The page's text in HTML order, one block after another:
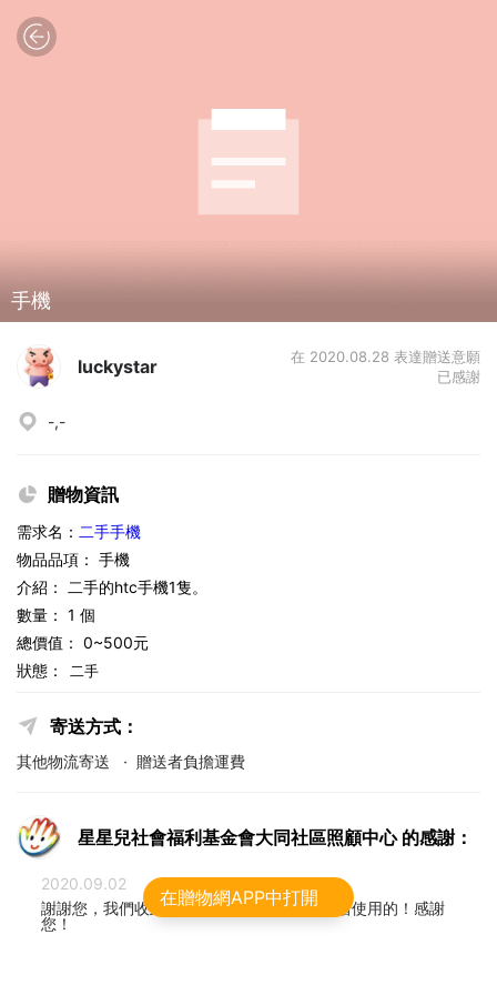
手機
luckystar
在 2020.08.28 表達贈送意願
已感謝
-,-
贈物資訊
需求名： 二手手機
物品品項： 手機
介紹：
二手的htc手機1隻。
數量： 1 個
總價值： 0~500元
狀態：
二手
寄送方式：
其他物流寄送 · 贈送者負擔運費
星星兒社會福利基金會大同社區照顧中心 的感謝：
2020.09.02
謝謝您，我們收到囉，手機很新，我們會珍惜使用的！感謝
您！
在贈物網APP中打開